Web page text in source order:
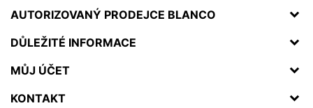
AUTORIZOVANÝ PRODEJCE BLANCO
DŮLEŽITÉ INFORMACE
MŮJ ÚČET
KONTAKT